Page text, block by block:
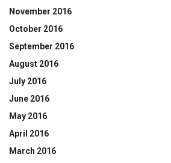
November 2016
October 2016
September 2016
August 2016
July 2016
June 2016
May 2016
April 2016
March 2016